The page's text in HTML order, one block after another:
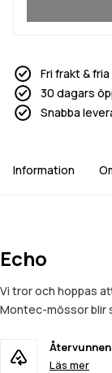
Fri frakt &
30 dagars
Snabba
Information
Echo
Vi tror och hoppas
Montec-mössor blir
Återvunnen
Läs mer